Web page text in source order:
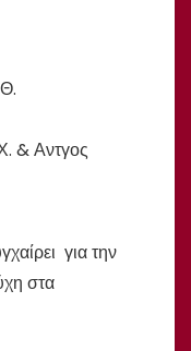
& Αντγος
για την
στα